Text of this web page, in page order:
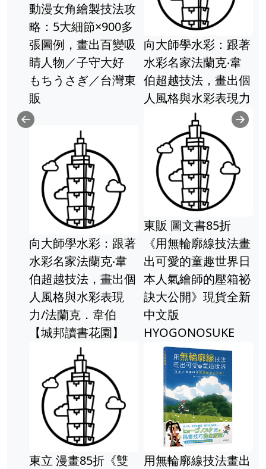
動漫女角繪製技法攻
略：5大細節×900多
張圖例，畫出百變吸
睛人物／子守大好
もちうさぎ／台灣東
販
向大師學水彩：跟著
水彩名家法蘭克‧韋
伯超越技法，畫出個
人風格與水彩表現力
向大師學水彩：跟著
水彩名家法蘭克‧韋
伯超越技法，畫出個
人風格與水彩表現
力/法蘭克．韋伯
【城邦讀書花園】
東販 圖文書85折
《用無輪廓線技法畫
出可愛的童趣世界日
本人氣繪師的壓箱祕
訣大公開》現貨全新
中文版
HYOGONOSUKE
東立 漫畫85折《雙
用無輪廓線技法畫出
Previous